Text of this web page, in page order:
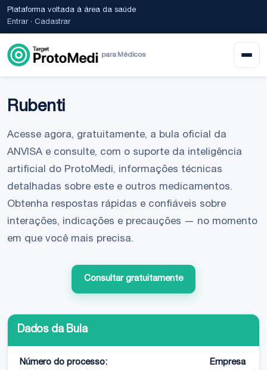
Plataforma voltada à área da saúde
Entrar· Cadastrar
para Médicos
Rubenti
Acesse agora, gratuitamente, a bula oficial da
ANVISA e consulte, com o suporte da inteligência
artificial do ProtoMedi, informações técnicas
detalhadas sobre este e outros medicamentos.
Obtenha respostas rápidas e confiáveis sobre
interações, indicações e precauções — no momento
em que você mais precisa.
Consultar gratuitamente
Dados da Bula
Número do processo:
Empresa